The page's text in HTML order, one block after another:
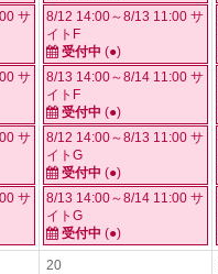
サ
サ
サ
サ
8/12 14:00～8/13 11:00 サ
イトF
受付中 (●)
8/13 14:00～8/14 11:00 サ
イトF
受付中 (●)
8/12 14:00～8/13 11:00 サ
イトG
受付中 (●)
8/13 14:00～8/14 11:00 サ
イトG
受付中 (●)
20